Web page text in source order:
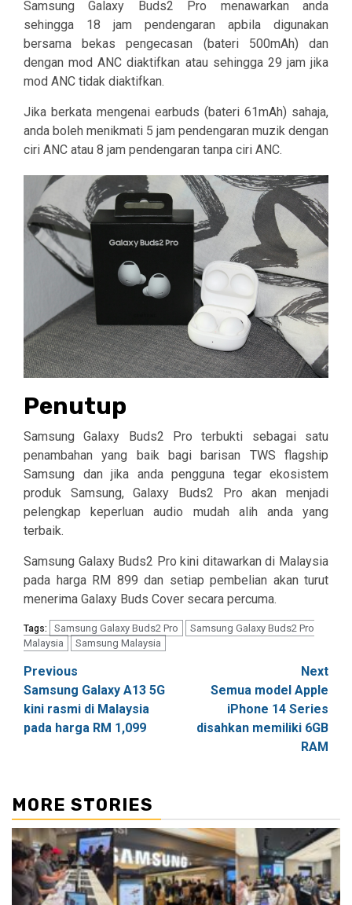
Samsung Galaxy Buds2 Pro menawarkan anda
sehingga 18 jam pendengaran apbila digunakan
bersama bekas pengecasan (bateri 500mAh) dan
dengan mod ANC diaktifkan atau sehingga 29 jam jika
mod ANC tidak diaktifkan.
Jika berkata mengenai earbuds (bateri 61mAh) sahaja,
anda boleh menikmati 5 jam pendengaran muzik dengan
ciri ANC atau 8 jam pendengaran tanpa ciri ANC.
Penutup
Samsung Galaxy Buds2 Pro terbukti sebagai satu
penambahan yang baik bagi barisan TWS flagship
Samsung dan jika anda pengguna tegar ekosistem
produk Samsung, Galaxy Buds2 Pro akan menjadi
pelengkap keperluan audio mudah alih anda yang
terbaik.
Samsung Galaxy Buds2 Pro kini ditawarkan di Malaysia
pada harga RM 899 dan setiap pembelian akan turut
menerima Galaxy Buds Cover secara percuma.
Tags: Samsung Galaxy Buds2 Pro
Samsung Galaxy Buds2 Pro
Malaysia
Samsung Malaysia
Post
navigation
Previous
Samsung Galaxy A13 5G
kini rasmi di Malaysia
pada harga RM 1,099
Next
Semua model Apple
iPhone 14 Series
disahkan memiliki 6GB
RAM
MORE STORIES